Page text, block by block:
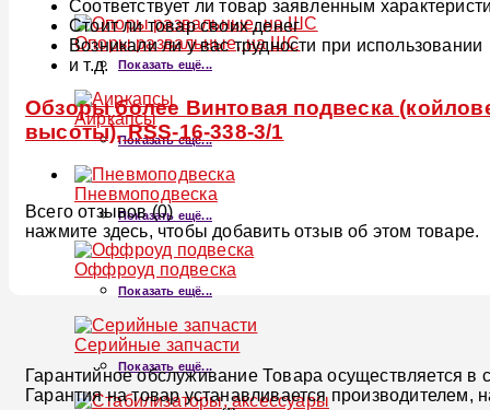
Опоры развальные, на ШС
Показать ещё...
Аиркапсы
Показать ещё...
Пневмоподвеска
Показать ещё...
Оффроуд подвеска
Показать ещё...
Серийные запчасти
Показать ещё...
Соответствует ли товар заявленным
Стоит ли товар своих денег
Возникали ли у вас трудности при использовании
и т.д.
Обзоры более Винтовая подвеска
высоты), RSS-16-338-3/1
Всего отзывов (0)
нажмите здесь, чтобы добавить отзыв об этом товаре.
Гарантийное обслуживание Товара осуществляется в
Гарантия на товар устанавливается